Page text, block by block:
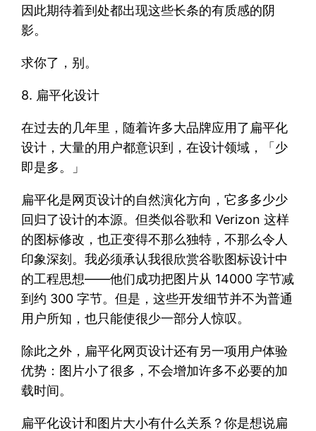
因此期待着到处都出现这些长条的有质感的阴
影。
求你了，别。
8. 扁平化设计
在过去的几年里，随着许多大品牌应用了扁平化
设计，大量的用户都意识到，在设计领域，「少
即是多。」
扁平化是网页设计的自然演化方向，它多多少少
回归了设计的本源。但类似谷歌和 Verizon 这样
的图标修改，也正变得不那么独特，不那么令人
印象深刻。我必须承认我很欣赏谷歌图标设计中
的工程思想——他们成功把图片从 14000 字节减
到约 300 字节。但是，这些开发细节并不为普通
用户所知，也只能使很少一部分人惊叹。
除此之外，扁平化网页设计还有另一项用户体验
优势：图片小了很多，不会增加许多不必要的加
载时间。
扁平化设计和图片大小有什么关系？你是想说扁